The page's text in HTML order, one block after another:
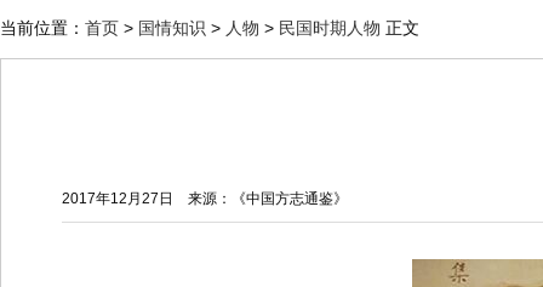
国情动态
经济建设
政治建设
当前位置： 首页 > 国情知识 > 人物 > 民国时期人物 正文
2017年12月27日 来源：《中国方志通鉴》